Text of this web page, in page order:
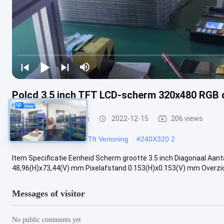
Polcd 3,5 inch TFT LCD-scherm 320x480
Kleine TFT-Vertoning 2022-12-15 206 views
#2 #31 Duim320x240 Tft Vertoning #240X320 2
Item Specificatie Eenheid Scherm grootte 3.5 inch Diagonaal
48,96(H)x73,44(V) mm Pixelafstand 0.153(H)x0.153(V) mm
Messages of visitor
No public comments yet